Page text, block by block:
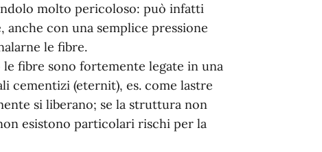
molto pericoloso: può infatti
con una semplice pressione
le fibre.
fibre sono fortemente legate in una
cementizi (eternit), es. come lastre
si liberano; se la struttura non
esistono particolari rischi per la